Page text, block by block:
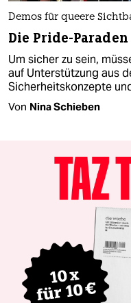
Demos für queere
Die Pride-
Um sicher zu sein,
auf Unterstützung aus
Sicherheitskonzepte
Von Nina Schieben